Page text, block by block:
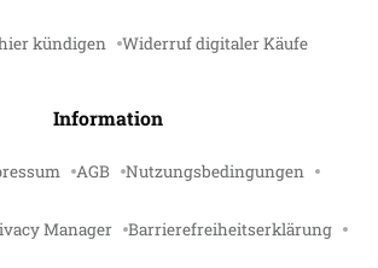
kündigen Widerruf digitaler Käufe
Information
AGB Nutzungsbedingungen
Manager Barrierefreiheitserklärung